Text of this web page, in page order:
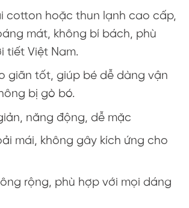
cotton hoặc thun lạnh cao cấp,
mát, không bí bách, phù
tiết Việt Nam.
giãn tốt, giúp bé dễ dàng vận
bị gò bó.
năng động, dễ mặc
mái, không gây kích ứng cho
rộng, phù hợp với mọi dáng